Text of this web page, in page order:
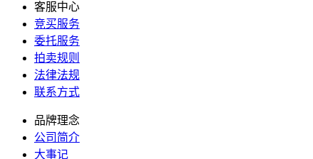
客服中心
竞买服务
委托服务
拍卖规则
法律法规
联系方式
品牌理念
公司简介
大事记